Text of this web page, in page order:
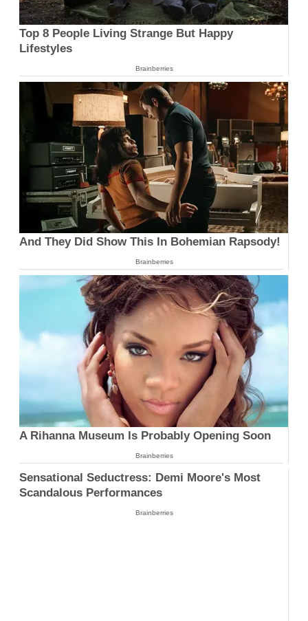
Top 8 People Living Strange But Happy
Lifestyles
Brainberries
And They Did Show This In Bohemian Rapsody!
Brainberries
A Rihanna Museum Is Probably Opening Soon
Brainberries
Sensational Seductress: Demi Moore's Most
Scandalous Performances
Brainberries